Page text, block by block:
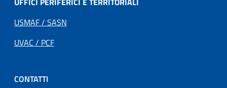
USMAF / SASN
UVAC / PCF
CONTATTI